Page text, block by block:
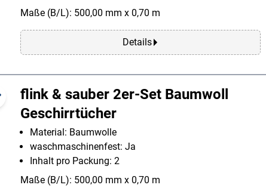
Maße (B/L): 500,00 mm x 0,70 m
Details
flink & sauber 2er-Set Baumwoll
Geschirrtücher
Material: Baumwolle
waschmaschinenfest: Ja
Inhalt pro Packung: 2
Maße (B/L): 500,00 mm x 0,70 m